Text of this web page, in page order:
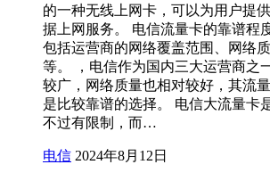
的一种无线上网卡，可以为用户提
据上网服务。 电信流量卡的靠谱程
包括运营商的网络覆盖范围、网络
等。 ，电信作为国内三大运营商之
较广，网络质量也相对较好，其流
是比较靠谱的选择。 电信大流量卡
不过有限制，而…
电信 2024年8月12日